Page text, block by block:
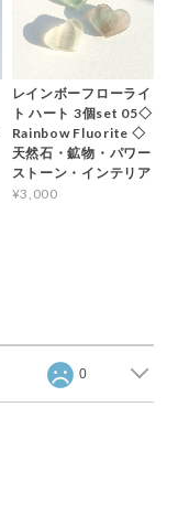
レインボーフローライ
ト ハート 3個set 05◇
Rainbow Fluorite ◇
天然石・鉱物・パワー
ストーン・インテリア
¥3,000
0